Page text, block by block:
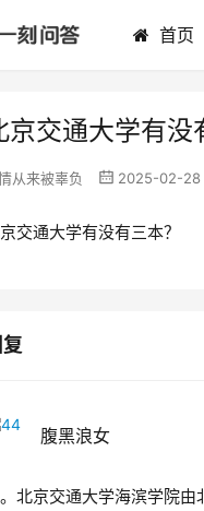
首页
京交通大学有没
从来被辜负 2025-02-28
交通大学有没有三本？
复
腹黑浪女
北京交通大学海滨学院